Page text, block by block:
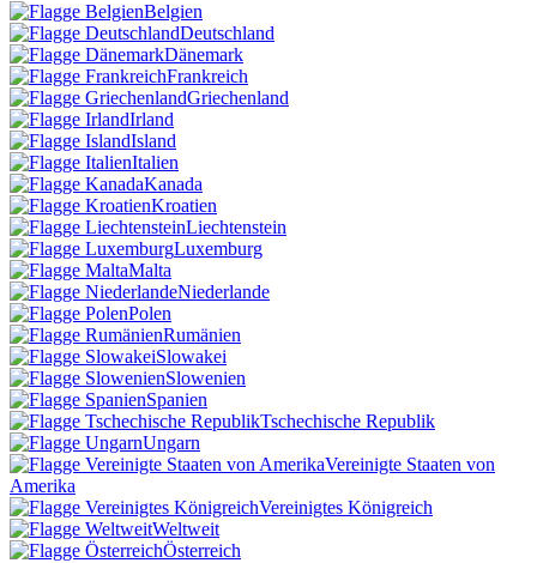
Belgien
Deutschland
Dänemark
Frankreich
Griechenland
Irland
Island
Italien
Kanada
Kroatien
Liechtenstein
Luxemburg
Malta
Niederlande
Polen
Rumänien
Slowakei
Slowenien
Spanien
Tschechische Republik
Ungarn
Vereinigte Staaten von
Amerika
Vereinigtes Königreich
Weltweit
Österreich